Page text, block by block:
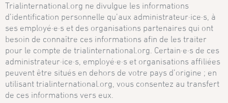
Trialinternational.org ne divulgue les informations
d’identification personnelle qu’aux administrateur·ice·s, à
ses employé·e·s et des organisations partenaires qui ont
besoin de connaître ces informations afin de les traiter
pour le compte de trialinternational.org. Certain·e·s de ces
administrateur·ice·s, employé·e·s et organisations affiliées
peuvent être situés en dehors de votre pays d’origine ; en
utilisant trialinternational.org, vous consentez au transfert
de ces informations vers eux.